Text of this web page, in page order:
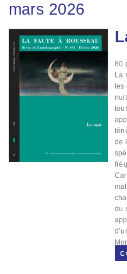
mars 2026
Image
80
La
de
du